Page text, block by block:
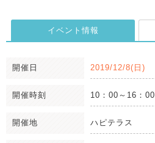
イベント情報
開催日 2019/12/8(日)
開催時刻 10：00～16：00
開催地 ハピテラス